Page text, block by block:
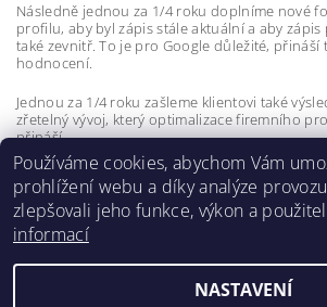
Následně jednou za 1/4 roku doplníme nové
profilu, aby byl zápis stále aktuální a aby
také zevnitř. To je pro Google důležité, přináší
hodnocení.
Jednou za 1/4 roku zašleme klientovi také
zřetelný vývoj, který optimalizace firemního
přináší.
Používáme cookies, abychom Vám
prohlížení webu a díky analýze
zlepšovali jeho funkce, výkon a
informací
NASTAVENÍ